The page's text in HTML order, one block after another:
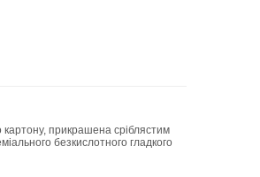
картону, прикрашена сріблястим
безкислотного гладкого